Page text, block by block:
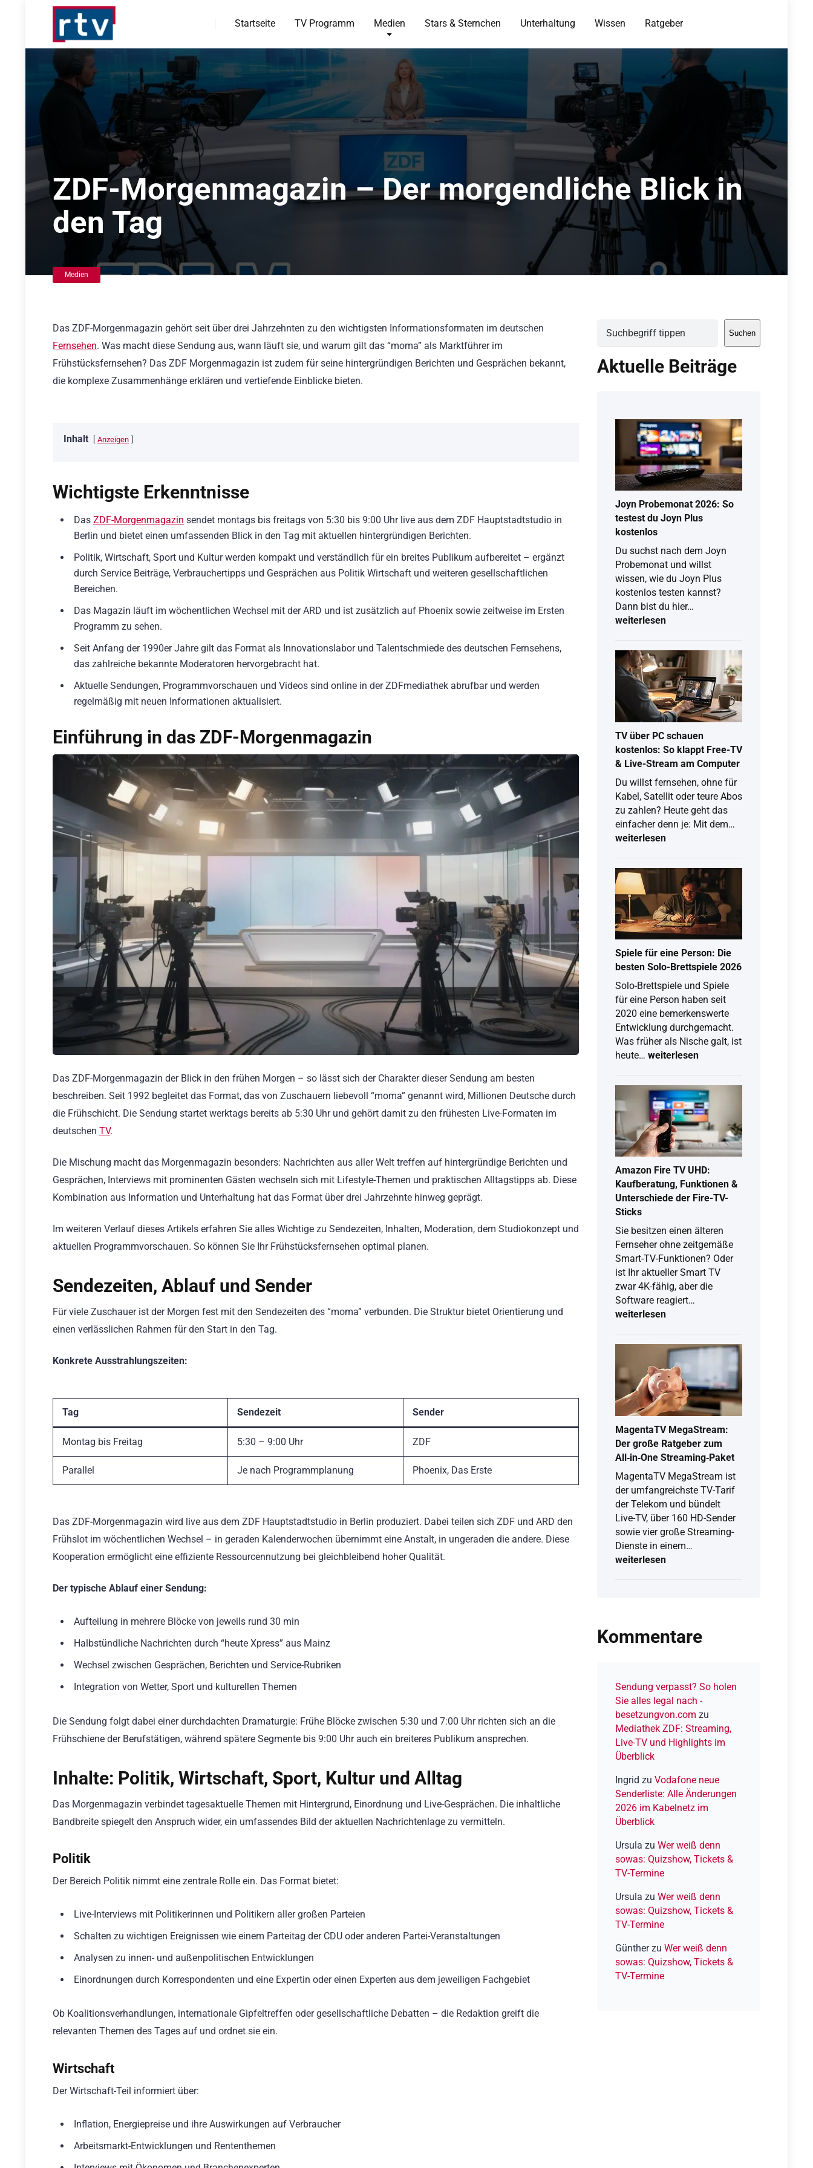
Startseite TV Programm Medien Stars & Sternchen Unterhaltung Wissen Ratgeber
ZDF-Morgenmagazin – Der morgendliche Blick in
den Tag
Medien
Das ZDF-Morgenmagazin gehört seit über drei Jahrzehnten zu den wichtigsten Informationsformaten im deutschen
Fernsehen. Was macht diese Sendung aus, wann läuft sie, und warum gilt das “moma” als Marktführer im
Frühstücksfernsehen? Das ZDF Morgenmagazin ist zudem für seine hintergründigen Berichten und Gesprächen bekannt,
die komplexe Zusammenhänge erklären und vertiefende Einblicke bieten.
Inhalt Anzeigen
Wichtigste Erkenntnisse
Das ZDF-Morgenmagazin sendet montags bis freitags von 5:30 bis 9:00 Uhr live aus dem ZDF Hauptstadtstudio in
Berlin und bietet einen umfassenden Blick in den Tag mit aktuellen hintergründigen Berichten.
Politik, Wirtschaft, Sport und Kultur werden kompakt und verständlich für ein breites Publikum aufbereitet – ergänzt
durch Service Beiträge, Verbrauchertipps und Gesprächen aus Politik Wirtschaft und weiteren gesellschaftlichen
Bereichen.
Das Magazin läuft im wöchentlichen Wechsel mit der ARD und ist zusätzlich auf Phoenix sowie zeitweise im Ersten
Programm zu sehen.
Seit Anfang der 1990er Jahre gilt das Format als Innovationslabor und Talentschmiede des deutschen Fernsehens,
das zahlreiche bekannte Moderatoren hervorgebracht hat.
Aktuelle Sendungen, Programmvorschauen und Videos sind online in der ZDFmediathek abrufbar und werden
regelmäßig mit neuen Informationen aktualisiert.
Einführung in das ZDF-Morgenmagazin
Das ZDF-Morgenmagazin der Blick in den frühen Morgen – so lässt sich der Charakter dieser Sendung am besten
beschreiben. Seit 1992 begleitet das Format, das von Zuschauern liebevoll “moma” genannt wird, Millionen Deutsche durch
die Frühschicht. Die Sendung startet werktags bereits ab 5:30 Uhr und gehört damit zu den frühesten Live-Formaten im
deutschen TV.
Die Mischung macht das Morgenmagazin besonders: Nachrichten aus aller Welt treffen auf hintergründige Berichten und
Gesprächen, Interviews mit prominenten Gästen wechseln sich mit Lifestyle-Themen und praktischen Alltagstipps ab. Diese
Kombination aus Information und Unterhaltung hat das Format über drei Jahrzehnte hinweg geprägt.
Im weiteren Verlauf dieses Artikels erfahren Sie alles Wichtige zu Sendezeiten, Inhalten, Moderation, dem Studiokonzept und
aktuellen Programmvorschauen. So können Sie Ihr Frühstücksfernsehen optimal planen.
Sendezeiten, Ablauf und Sender
Für viele Zuschauer ist der Morgen fest mit den Sendezeiten des “moma” verbunden. Die Struktur bietet Orientierung und
einen verlässlichen Rahmen für den Start in den Tag.
Konkrete Ausstrahlungszeiten:
Tag Sendezeit Sender
Montag bis Freitag 5:30 – 9:00 Uhr ZDF
Parallel Je nach Programmplanung Phoenix, Das Erste
Das ZDF-Morgenmagazin wird live aus dem ZDF Hauptstadtstudio in Berlin produziert. Dabei teilen sich ZDF und ARD den
Frühslot im wöchentlichen Wechsel – in geraden Kalenderwochen übernimmt eine Anstalt, in ungeraden die andere. Diese
Kooperation ermöglicht eine effiziente Ressourcennutzung bei gleichbleibend hoher Qualität.
Der typische Ablauf einer Sendung:
Aufteilung in mehrere Blöcke von jeweils rund 30 min
Halbstündliche Nachrichten durch “heute Xpress” aus Mainz
Wechsel zwischen Gesprächen, Berichten und Service-Rubriken
Integration von Wetter, Sport und kulturellen Themen
Die Sendung folgt dabei einer durchdachten Dramaturgie: Frühe Blöcke zwischen 5:30 und 7:00 Uhr richten sich an die
Frühschiene der Berufstätigen, während spätere Segmente bis 9:00 Uhr auch ein breiteres Publikum ansprechen.
Inhalte: Politik, Wirtschaft, Sport, Kultur und Alltag
Das Morgenmagazin verbindet tagesaktuelle Themen mit Hintergrund, Einordnung und Live-Gesprächen. Die inhaltliche
Bandbreite spiegelt den Anspruch wider, ein umfassendes Bild der aktuellen Nachrichtenlage zu vermitteln.
Politik
Der Bereich Politik nimmt eine zentrale Rolle ein. Das Format bietet:
Live-Interviews mit Politikerinnen und Politikern aller großen Parteien
Schalten zu wichtigen Ereignissen wie einem Parteitag der CDU oder anderen Partei-Veranstaltungen
Analysen zu innen- und außenpolitischen Entwicklungen
Einordnungen durch Korrespondenten und eine Expertin oder einen Experten aus dem jeweiligen Fachgebiet
Ob Koalitionsverhandlungen, internationale Gipfeltreffen oder gesellschaftliche Debatten – die Redaktion greift die
relevanten Themen des Tages auf und ordnet sie ein.
Wirtschaft
Der Wirtschaft-Teil informiert über:
Inflation, Energiepreise und ihre Auswirkungen auf Verbraucher
Arbeitsmarkt-Entwicklungen und Rententhemen
Suchen
Aktuelle Beiträge
Joyn Probemonat 2026: So
testest du Joyn Plus
kostenlos
Du suchst nach dem Joyn
Probemonat und willst
wissen, wie du Joyn Plus
kostenlos testen kannst?
Dann bist du hier…
So
du
Joyn
Plus
kostenlos
weiterlesen
TV über PC schauen
kostenlos: So klappt Free-TV
& Live-Stream am Computer
Du willst fernsehen, ohne für
Kabel, Satellit oder teure Abos
zu zahlen? Heute geht das
einfacher denn je: Mit dem…
TV
Live-
weiterlesen
Spiele für eine Person: Die
besten Solo-Brettspiele 2026
Solo-Brettspiele und Spiele
für eine Person haben seit
2020 eine bemerkenswerte
Entwicklung durchgemacht.
Was früher als Nische galt, ist
heute… Spiele
eine
Person:
Die
besten
Solo-
Brettspiele
2026
weiterlesen
Amazon Fire TV UHD:
Kaufberatung, Funktionen &
Unterschiede der Fire-TV-
Sticks
Sie besitzen einen älteren
Fernseher ohne zeitgemäße
Smart-TV-Funktionen? Oder
ist Ihr aktueller Smart TV
zwar 4K-fähig, aber die
Software reagiert…
UHD:
Kaufberatung,
Funktionen
&
Unterschiede
der
Fire-
TV-
Sticks
weiterlesen
MagentaTV MegaStream:
Der große Ratgeber zum
All‑in‑One Streaming‑Paket
MagentaTV MegaStream ist
der umfangreichste TV-Tarif
der Telekom und bündelt
Live-TV, über 160 HD-Sender
sowie vier große Streaming-
Dienste in einem…
Streaming‑Paket
weiterlesen
Kommentare
Sendung verpasst? So holen
Sie alles legal nach -
besetzungvon.com zu
Mediathek ZDF: Streaming,
Live-TV und Highlights im
Überblick
Ingrid zu Vodafone neue
Senderliste: Alle Änderungen
2026 im Kabelnetz im
Überblick
Ursula zu Wer weiß denn
sowas: Quizshow, Tickets &
TV-Termine
Ursula zu Wer weiß denn
sowas: Quizshow, Tickets &
TV-Termine
Güntherzu Wer weiß denn
sowas: Quizshow, Tickets &
TV-Termine